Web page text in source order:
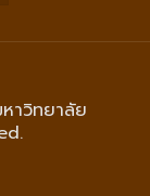
าวิทยาลัย